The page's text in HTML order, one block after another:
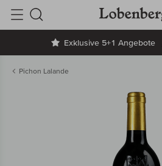
Exklusive 5+1 Angebote
Suche
Pichon Lalande